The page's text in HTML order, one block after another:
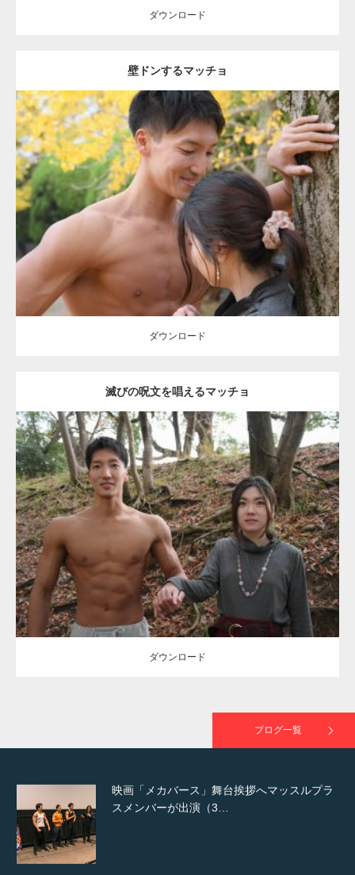
ダウンロード
壁ドンするマッチョ
Update: 2021.07.8
Category:公園のマッチョ その他 AKIHITO(細マッチョ) 大胸筋 肩 腹
筋
ダウンロード
滅びの呪文を唱えるマッチョ
Update:2021.07.8
Category:公園のマッチョ その他 AKIHITO(細マッチョ) 大胸筋 腹筋
ダウンロード
ダウンロード
ブログ一覧
【YouTube】マッチョフリー素材メンバーが
ギネス世界記録…
【TV】TBS番組「ひるおび」にてマッスルプ
ラスが紹介されま…
TOKYO FMラジオ番組「ONE MORNING」
で紹介さ…
NHK「所さん！事件ですよ」に取材されまし
た（6/8放送）
映画「メカバース」舞台挨拶へマッスルプラ
スメンバーが出演（3…